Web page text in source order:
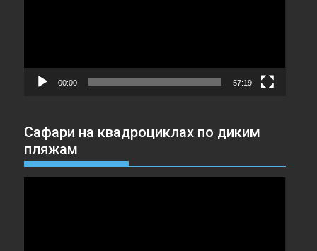
00:00 57:19
Сафари на квадроциклах по диким
пляжам